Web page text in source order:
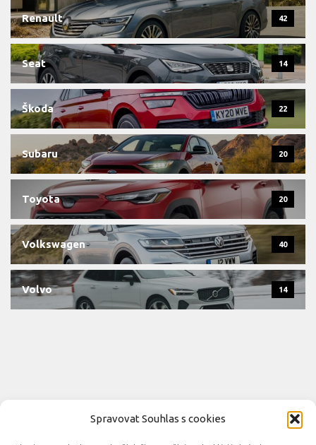
Spravovat Souhlas s cookies
Renault 42
Seat 14
Škoda 22
Subaru 20
Toyota 20
Volkswagen 40
Volvo 14